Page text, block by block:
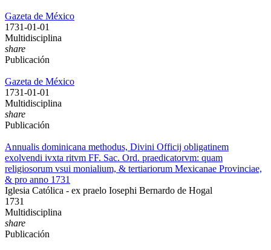
Gazeta de México
1731-01-01
Multidisciplina
share
Publicación
Gazeta de México
1731-01-01
Multidisciplina
share
Publicación
Annualis dominicana methodus, Divini Officij obligatinem
exolvendi ivxta ritvm FF. Sac. Ord. praedicatorvm: quam
religiosorum vsui monialium, & tertiariorum Mexicanae Provinciae,
& pro anno 1731
Iglesia Católica - ex praelo Iosephi Bernardo de Hogal
1731
Multidisciplina
share
Publicación